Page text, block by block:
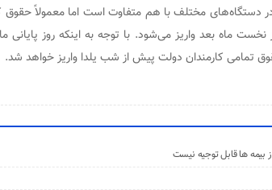
دستگاه‌های مختلف با هم متفاوت است اما معمولاً حقوق
نخست ماه بعد واریز می‌شود. با توجه به اینکه روز پایانی
تمامی کارمندان دولت پیش از شب یلدا واریز خواهد شد.
بیمه ها قابل توجیه نیست